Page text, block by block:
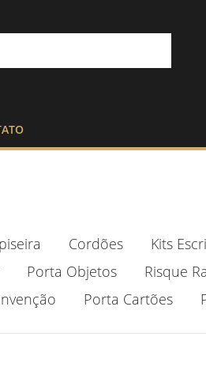
Cordões Kits
Porta Objetos Risque
Porta Cartões